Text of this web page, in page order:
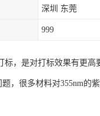
深圳 东莞
999
，是对打标效果有更高
，很多材料对355nm的